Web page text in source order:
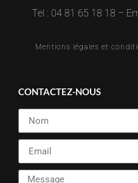
Tel : 04 81 65 18 18 –
Mentions légales et
CONTACTEZ-NOUS